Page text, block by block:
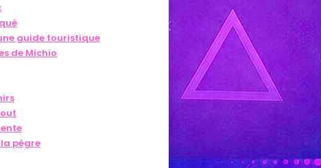
guide touristique
de Michio
la pègre